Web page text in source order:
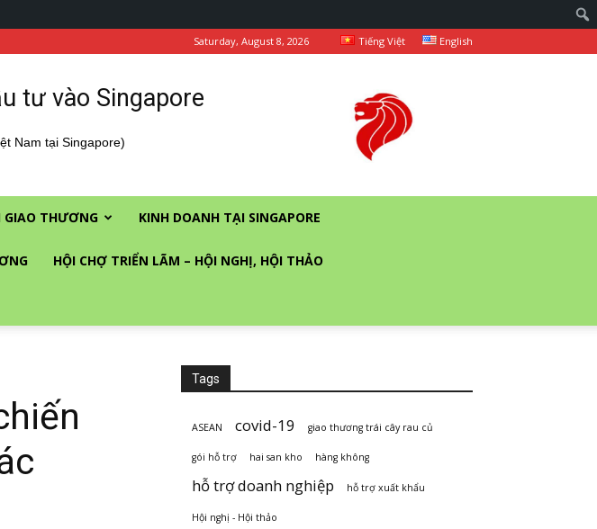
Saturday, August 8, 2026 Tiếng Việt English
tư vào Singapore
Nam tại Singapore)
GIAO THƯƠNG KINH DOANH TẠI SINGAPORE
HỘI CHỢ TRIỂN LÃM – HỘI NGHỊ, HỘI THẢO
Tags
ASEAN covid-19 giao thương trái cây rau củ
gói hỗ trợ hai san kho hàng không
hỗ trợ doanh nghiệp hỗ trợ xuất khẩu
Hội nghị - Hội thảo